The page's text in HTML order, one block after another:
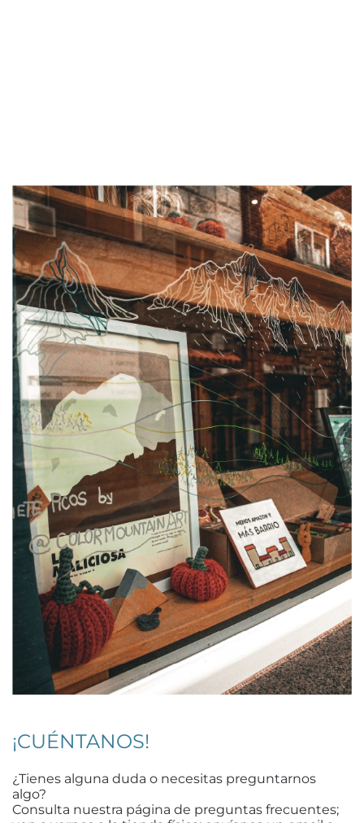
¡CUÉNTANOS!
¿Tienes alguna duda o necesitas preguntarnos
algo?
Consulta nuestra página de preguntas frecuentes;